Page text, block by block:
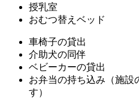
授乳室
おむつ替えベッド
車椅子の貸出
介助犬の同伴
ベビーカーの貸出
お弁当の持ち込み（施設
す）